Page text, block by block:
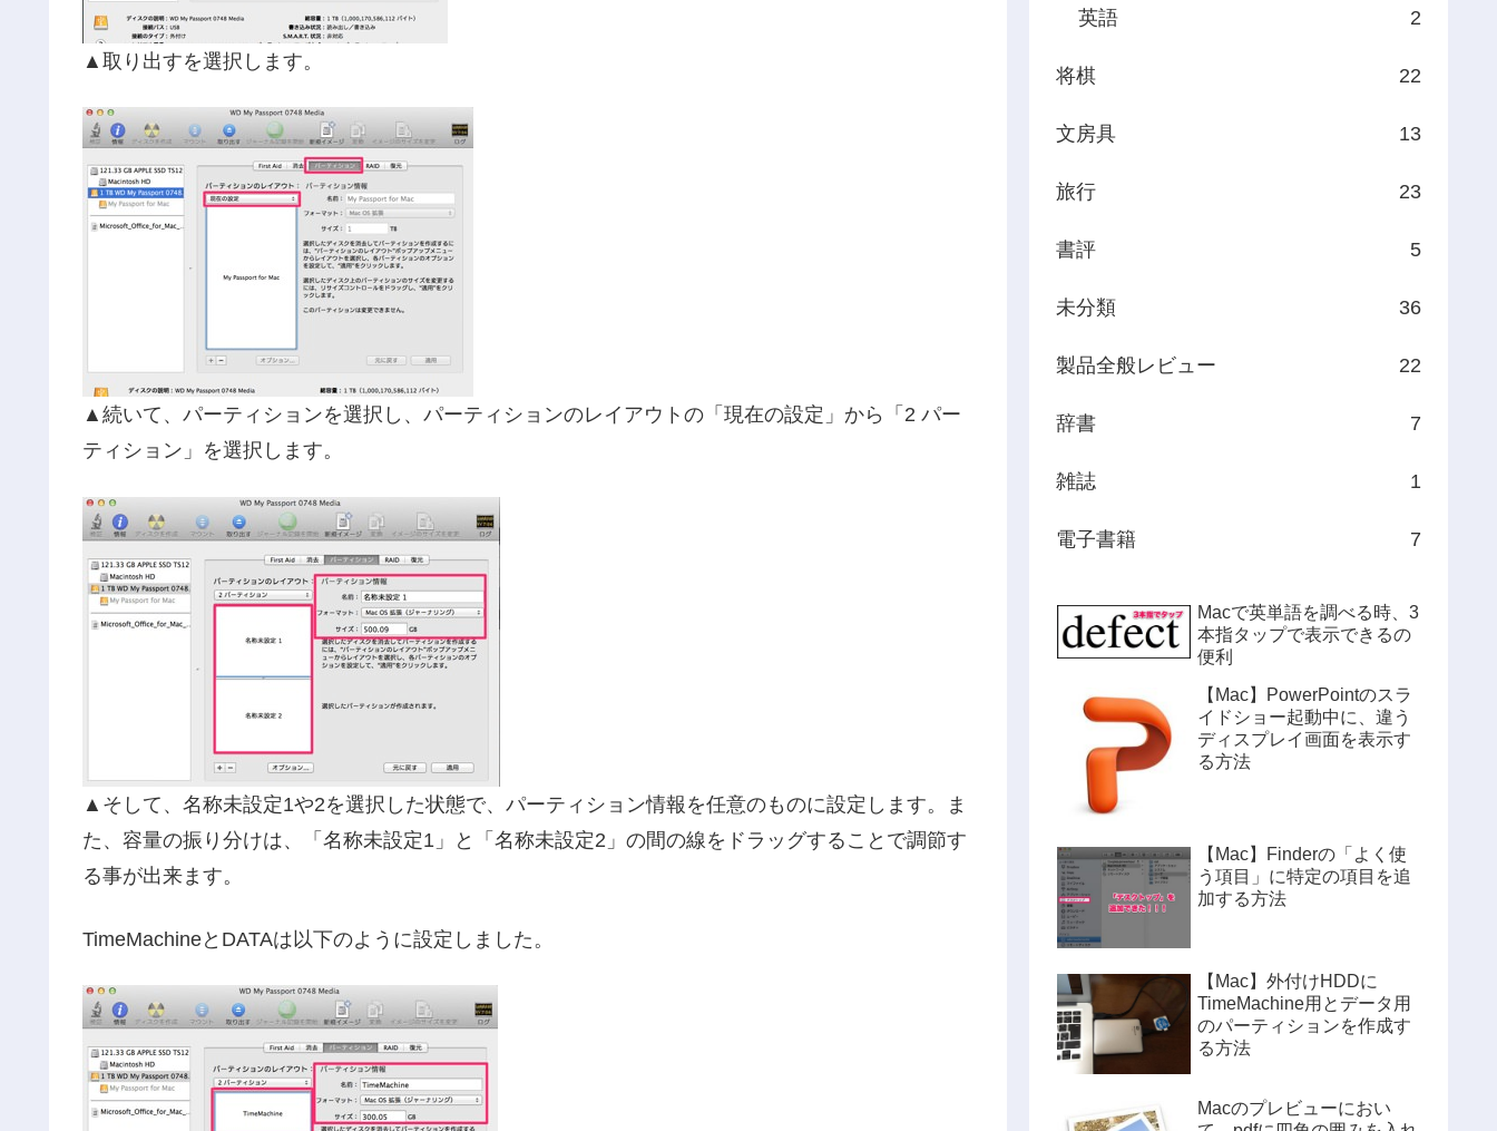
▲取り出すを選択します。
▲続いて、パーティションを選択し、パーティションのレイアウトの「現在の設定」から「2 パー
ティション」を選択します。
▲そして、名称未設定1や2を選択した状態で、パーティション情報を任意のものに設定します。ま
た、容量の振り分けは、「名称未設定1」と「名称未設定2」の間の線をドラッグすることで調節す
る事が出来ます。
TimeMachineとDATAは以下のように設定しました。
英語 2
将棋 22
文房具 13
旅行 23
書評 5
未分類 36
製品全般レビュー 22
辞書 7
雑誌 1
電子書籍 7
Macで英単語を調べる時、3
本指タップで表示できるの
便利
【Mac】PowerPointのスラ
イドショー起動中に、違う
ディスプレイ画面を表示す
る方法
【Mac】Finderの「よく使
う項目」に特定の項目を追
加する方法
【Mac】外付けHDDに
TimeMachine用とデータ用
のパーティションを作成す
る方法
Macのプレビューにおい